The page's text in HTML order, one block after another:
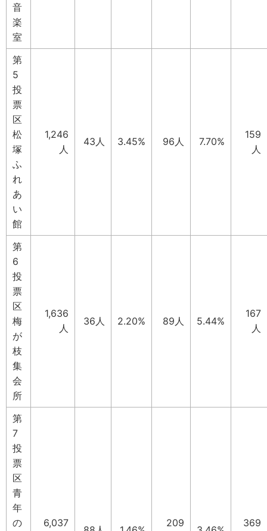
音
楽
室
第
5
投
票
区
松
塚
ふ
れ
あ
い
館
1,246
人
43人 3.45% 96人 7.70%
159
人
第
6
投
票
区
梅
が
枝
集
会
所
1,636
人
36人 2.20% 89人 5.44%
167
人
第
7
投
票
区
青
年
の
6,037 209 369